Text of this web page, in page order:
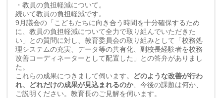
・教員の負担軽減について。
続いて教員の負担軽減です。
9月議会の「こどもたちに向き合う時間を十分確保するため
に、教員の負担軽減について全力で取り組んでいただきた
い」との質問に対し、教育委員会の取り組みとして「校務処
理システムの充実、データ等の共有化、副校長経験者を校務
改善コーディネーターとして配置した」との答弁がありまし
た。
これらの成果につきまして伺います。 どのような改善が行わ
れ、どれだけの成果が見込まれるのか、今後の課題は何か、
ご説明ください。教育長のご見解を伺います。